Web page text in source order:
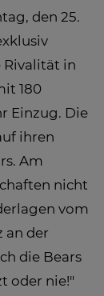
den 25.
Rivalität in
180
Einzug. Die
ihren
Am
nicht
vom
an der
die Bears
oder nie!"